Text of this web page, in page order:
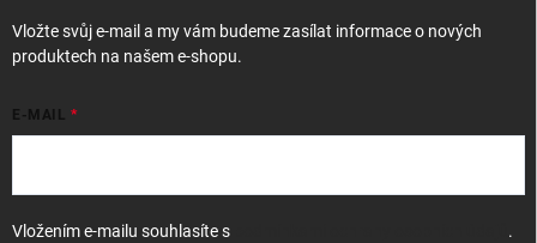
Vložte svůj e-mail a my vám budeme zasílat informace o nových
produktech na našem e-shopu.
E-MAIL
Vložením e-mailu souhlasíte s .